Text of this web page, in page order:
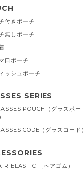
付きポーチ
無しポーチ
口ポーチ
ッシュポーチ
SERIES
POUCH（グラスポー
CODE（グラスコード）
ELASTIC （ヘアゴム）